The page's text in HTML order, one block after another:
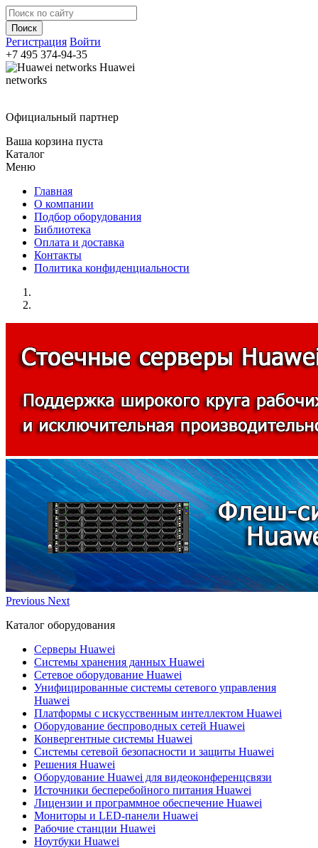
Регистрация Войти
+7 495 374-94-35
Huawei
networks
Официальный партнер
Ваша корзина пуста
Каталог
Меню
Главная
О компании
Подбор оборудования
Библиотека
Оплата и доставка
Контакты
Политика конфиденциальности
Previous Next
Каталог оборудования
Серверы Huawei
Системы хранения данных Huawei
Сетевое оборудование Huawei
Унифицированные системы сетевого управления
Huawei
Платформы с искусственным интеллектом Huawei
Оборудование беспроводных сетей Huawei
Конвергентные системы Huawei
Системы сетевой безопасности и защиты Huawei
Решения Huawei
Оборудование Huawei для видеоконференцсвязи
Источники бесперебойного питания Huawei
Лицензии и программное обеспечение Huawei
Мониторы и LED-панели Huawei
Рабочие станции Huawei
Ноутбуки Huawei